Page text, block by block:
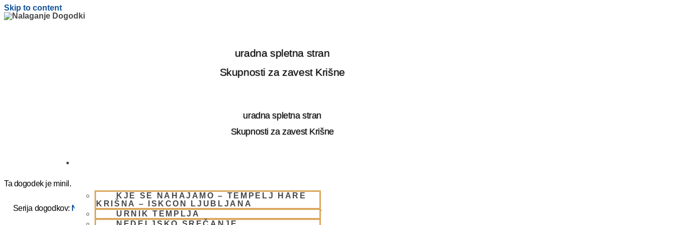
Skip to content
uradna spletna stran
Skupnosti za zavest Krišne
uradna spletna stran
Skupnosti za zavest Krišne
KJE SE NAHAJAMO – TEMPELJ HARE
KRIŠNA – ISKCON LJUBLJANA
URNIK TEMPLJA
Ta dogodek je minil.
Serija dogodkov: NEDELJSKO SREČANJE – CENTER HARE KRIŠNA LJUBLJANA